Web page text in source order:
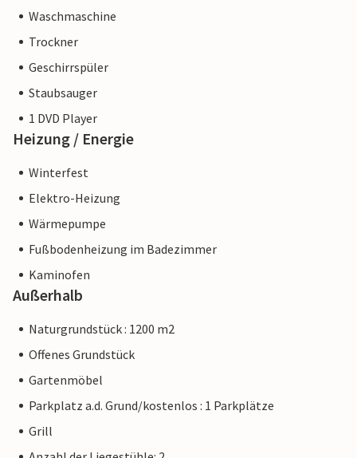
Waschmaschine
Trockner
Geschirrspüler
Staubsauger
1 DVD Player
Heizung / Energie
Winterfest
Elektro-Heizung
Wärmepumpe
Fußbodenheizung im Badezimmer
Kaminofen
Außerhalb
Naturgrundstück : 1200 m2
Offenes Grundstück
Gartenmöbel
Parkplatz a.d. Grund/kostenlos : 1 Parkplätze
Grill